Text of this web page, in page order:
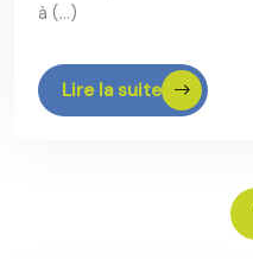
à (…)
Lire la suite